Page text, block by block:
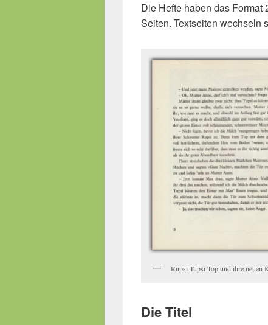
Die Hefte haben das Format
Seiten. Textseiten wechseln
Rupsi Tupsi Top und ihre neuen
Die Titel